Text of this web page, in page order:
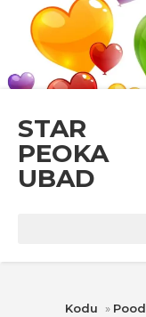
STAR
PEOKA
UBAD
Kodu » Pood